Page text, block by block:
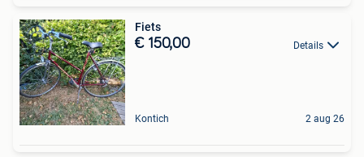
Fiets
€ 150,00 Details
Kontich 2 aug 26